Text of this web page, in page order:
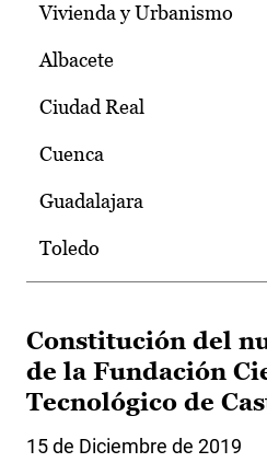
Vivienda y Urbanismo
Albacete
Ciudad Real
Cuenca
Guadalajara
Toledo
Constitución del
de la Fundación
Tecnológico de
15 de Diciembre de 2019